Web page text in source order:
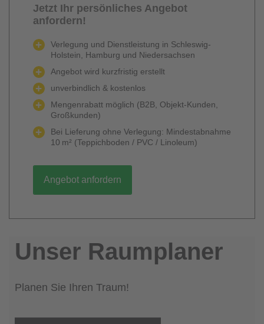
Jetzt Ihr persönliches Angebot
anfordern!
Verlegung und Dienstleistung in Schleswig-
Holstein, Hamburg und Niedersachsen
Angebot wird kurzfristig erstellt
unverbindlich & kostenlos
Mengenrabatt möglich (B2B, Objekt-Kunden,
Großkunden)
Bei Lieferung ohne Verlegung: Mindestabnahme
10 m² (Teppichboden / PVC / Linoleum)
Angebot anfordern
Unser Raumplaner
Planen Sie Ihren Traum!